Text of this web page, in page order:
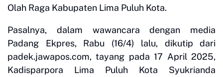
Olah Raga Kabupaten Lima Puluh Kota.
Pasalnya, dalam wawancara dengan media
Padang Ekpres, Rabu (16/4) lalu, dikutip dari
padek.jawapos.com, tayang pada 17 April 2025,
Kadisparpora Lima Puluh Kota Syukrianda